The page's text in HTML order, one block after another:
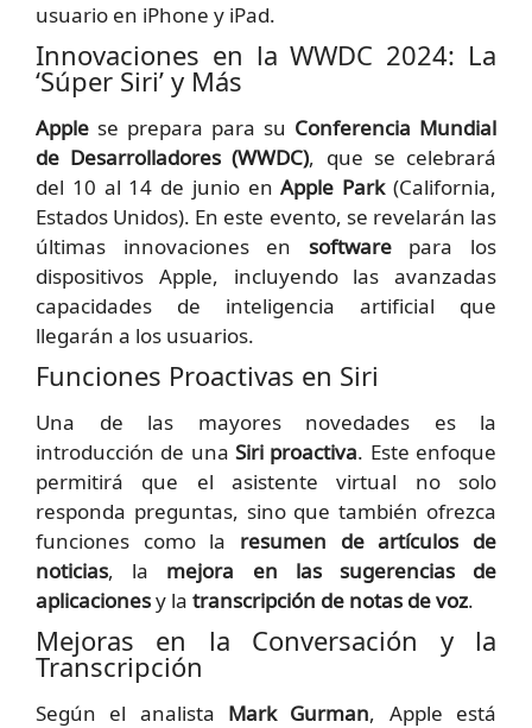
usuario en iPhone y iPad.
Innovaciones en la WWDC 2024: La
‘Súper Siri’ y Más
Apple se prepara para su Conferencia Mundial
de Desarrolladores (WWDC), que se celebrará
del 10 al 14 de junio enApple Park(California,
Estados Unidos). En este evento, se revelarán las
últimas innovaciones en softwarepara los
dispositivos Apple, incluyendo las avanzadas
capacidades de inteligencia artificial que
llegarán a los usuarios.
Funciones Proactivas en Siri
Una de las mayores novedades es la
introducción de una Siri proactiva. Este enfoque
permitirá que el asistente virtual no solo
responda preguntas, sino que también ofrezca
funciones como la resumen de artículos de
noticias, la mejora en las sugerencias de
aplicacionesy la transcripción de notas de voz.
Mejoras en la Conversación y la
Transcripción
Según el analista Mark Gurman, Apple está